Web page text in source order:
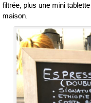
filtrée, plus une mini
maison.